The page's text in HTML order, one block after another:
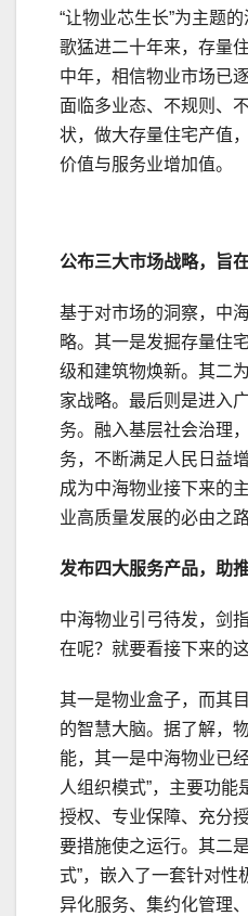
“让物业芯生长”为主题
歌猛进二十年来，存量
中年，相信物业市场已
面临多业态、不规则、
状，做大存量住宅产值
价值与服务业增加值。
公布三大市场战略，旨
基于对市场的洞察，中
略。其一是发掘存量住
级和建筑物焕新。其二
家战略。最后则是进入
务。融入基层社会治理
务，不断满足人民日益
成为中海物业接下来的
业高质量发展的必由之路
发布四大服务产品，助
中海物业引弓待发，剑
在呢？就要看接下来的
其一是物业盒子，而其
的智慧大脑。据了解，
能，其一是中海物业已
人组织模式”，主要功能
授权、专业保障、充分
要措施使之运行。其二
式”，嵌入了一套针对性
异化服务、集约化管理